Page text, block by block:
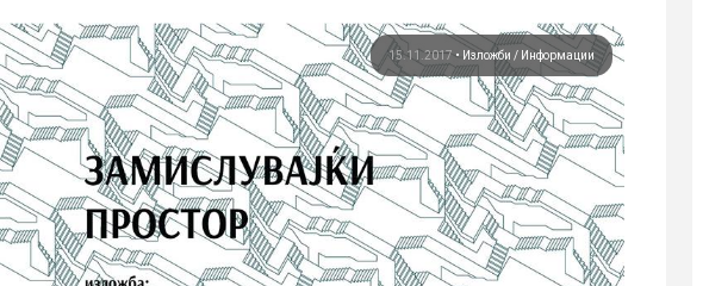
15.11.2017• Изложби Информации